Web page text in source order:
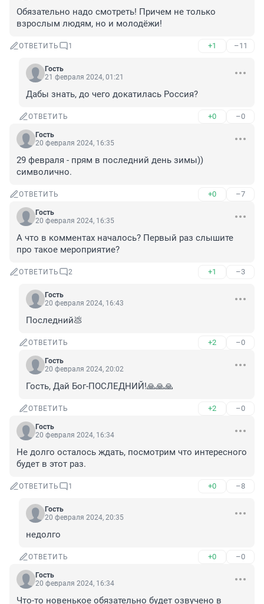
Обязательно надо смотреть! Причем не только
взрослым людям, но и молодёжи!
ОТВЕТИТЬ 1 +1 –11
Гость
21 февраля 2024, 01:21
Дабы знать, до чего докатилась Россия?
ОТВЕТИТЬ +0 –0
Гость
20 февраля 2024, 16:35
29 февраля - прям в последний день зимы))
символично.
ОТВЕТИТЬ +0 –7
Гость
20 февраля 2024, 16:35
А что в комментах началось? Первый раз слышите
про такое мероприятие?
ОТВЕТИТЬ 2 +1 –3
Гость
20 февраля 2024, 16:43
Последний💩
ОТВЕТИТЬ +2 –0
Гость
20 февраля 2024, 20:02
Гость, Дай Бог-ПОСЛЕДНИЙ!🙏🙏🙏
ОТВЕТИТЬ +2 –0
Гость
20 февраля 2024, 16:34
Не долго осталось ждать, посмотрим что интересного
будет в этот раз.
ОТВЕТИТЬ 1 +0 –8
Гость
20 февраля 2024, 20:35
недолго
ОТВЕТИТЬ +0 –0
Гость
20 февраля 2024, 16:34
Что-то новенькое обязательно будет озвучено в